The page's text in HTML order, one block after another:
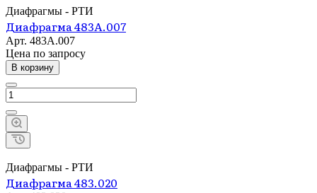
Диафрагмы - РТИ
Диафрагма 483А.007
Арт. 483А.007
Цена по запросу
В корзину
Диафрагмы - РТИ
Диафрагма 483.020